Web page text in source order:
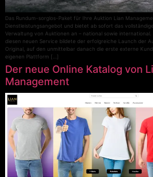
Das Rundum-sorglos-Paket für Ihre Auktion Lian
Dienstleistungsangebot und bietet ab sofort das
Verwaltung von Auktionen an – national sowie
diesen neuen Service bildete der erfolgreiche Launch der
Original, auf den unmittelbar danach die erste externe
eigenen Plattform […]
Der neue Online Katalog von
Management